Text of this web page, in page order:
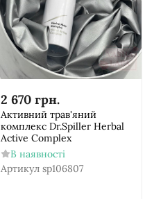
2 670 грн.
Активний трав'яний
комплекс Dr.Spiller Herbal
Active Complex
В наявності
Артикул sp106807